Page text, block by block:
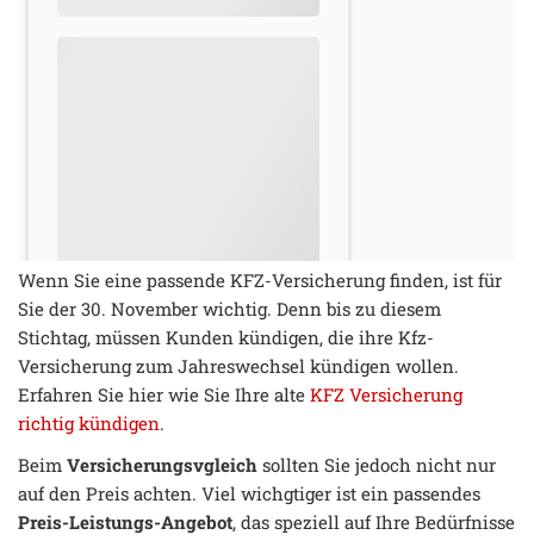
Wenn Sie eine passende KFZ-Versicherung finden, ist für
Sie der 30. November wichtig. Denn bis zu diesem
Stichtag, müssen Kunden kündigen, die ihre Kfz-
Versicherung zum Jahreswechsel kündigen wollen.
Erfahren Sie hier wie Sie Ihre alte KFZ Versicherung
richtig kündigen.
Beim Versicherungsvgleich sollten Sie jedoch nicht nur
auf den Preis achten. Viel wichgtiger ist ein passendes
Preis-Leistungs-Angebot, das speziell auf Ihre Bedürfnisse